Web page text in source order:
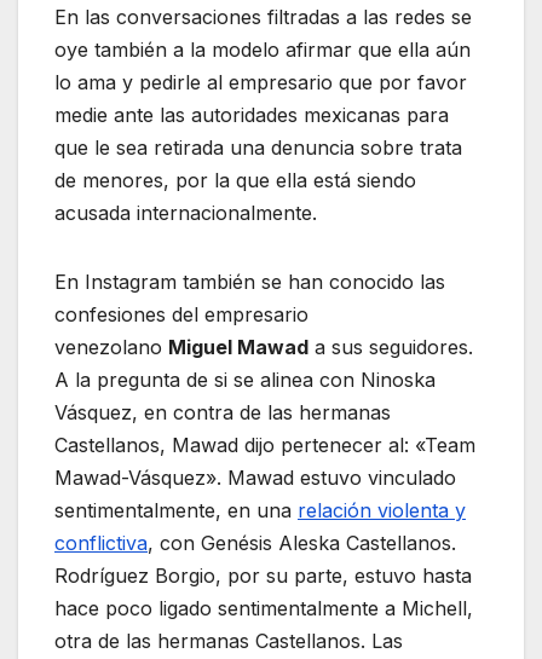
En las conversaciones filtradas a las redes se
oye también a la modelo afirmar que ella aún
lo ama y pedirle al empresario que por favor
medie ante las autoridades mexicanas para
que le sea retirada una denuncia sobre trata
de menores, por la que ella está siendo
acusada internacionalmente.
En Instagram también se han conocido las
confesiones del empresario
venezolano Miguel Mawad a sus seguidores.
A la pregunta de si se alinea con Ninoska
Vásquez, en contra de las hermanas
Castellanos, Mawad dijo pertenecer al: «Team
Mawad-Vásquez». Mawad estuvo vinculado
sentimentalmente, en una relación violenta y
conflictiva, con Genésis Aleska Castellanos.
Rodríguez Borgio, por su parte, estuvo hasta
hace poco ligado sentimentalmente a Michell,
otra de las hermanas Castellanos. Las